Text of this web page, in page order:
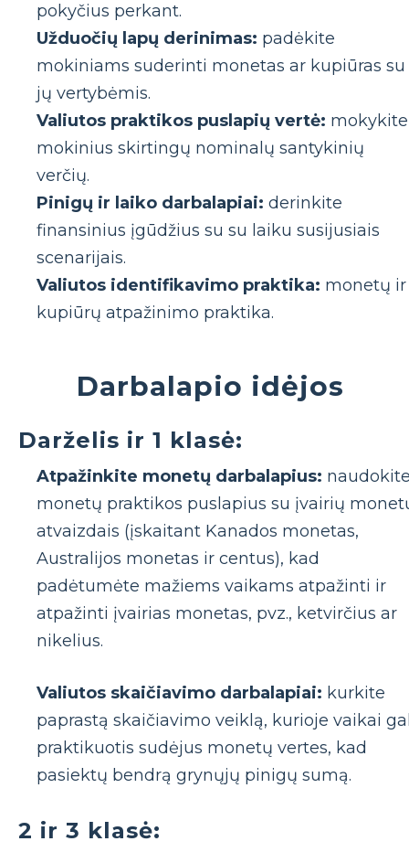
pokyčius perkant.
Užduočių lapų derinimas: padėkite
mokiniams suderinti monetas ar kupiūras su
jų vertybėmis.
Valiutos praktikos puslapių vertė: mokykite
mokinius skirtingų nominalų santykinių
verčių.
Pinigų ir laiko darbalapiai: derinkite
finansinius įgūdžius su su laiku susijusiais
scenarijais.
Valiutos identifikavimo praktika: monetų ir
kupiūrų atpažinimo praktika.
Darbalapio idėjos
Darželis ir 1 klasė:
Atpažinkite monetų darbalapius:
monetų praktikos puslapius su įvairių
atvaizdais (įskaitant Kanados monetas,
Australijos monetas ir centus), kad
padėtumėte mažiems vaikams atpažinti ir
atpažinti įvairias monetas, pvz., ketvirčius ar
nikelius.
Valiutos skaičiavimo darbalapiai: kurkite
paprastą skaičiavimo veiklą, kurioje vaikai
praktikuotis sudėjus monetų vertes, kad
pasiektų bendrą grynųjų pinigų sumą.
2 ir 3 klasė: